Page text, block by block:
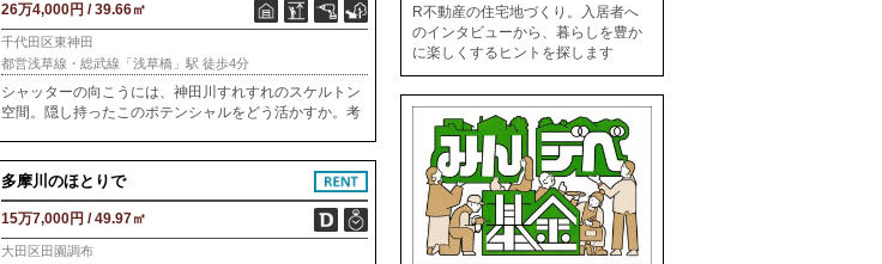
26万4,000円 / 39.66㎡
千代田区東神田
都営浅草線・総武線「浅草橋」駅 徒歩4分
シャッターの向こうには、神田川すれすれのスケルトン
空間。隠し持ったこのポテンシャルをどう活かすか。考
多摩川のほとりで
15万7,000円 / 49.97㎡
大田区田園調布
R不動産の住宅地づくり。入居者へ
のインタビューから、暮らしを豊か
に楽しくするヒントを探します